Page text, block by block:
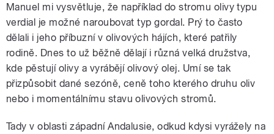
Manuel mi vysvětluje, že například do stromu olivy typu
verdial je možné naroubovat typ gordal. Prý to často
dělali i jeho příbuzní v olivových hájích, které patřily
rodině. Dnes to už běžně dělají i různá velká družstva,
kde pěstují olivy a vyrábějí olivový olej. Umí se tak
přizpůsobit dané sezóně, ceně toho kterého druhu oliv
nebo i momentálnímu stavu olivových stromů.
Tady v oblasti západní Andalusie, odkud kdysi vyrážely na